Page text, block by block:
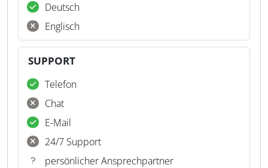
Deutsch
Englisch
SUPPORT
Telefon
Chat
E-Mail
24/7 Support
persönlicher Ansprechpartner